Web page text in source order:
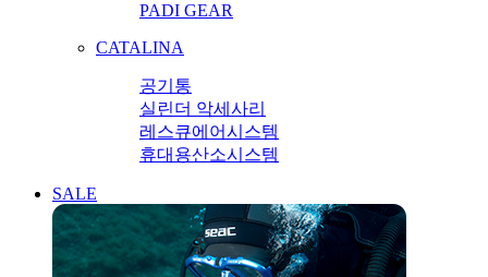
PADI GEAR
CATALINA
공기통
실린더 악세사리
레스큐에어시스템
휴대용산소시스템
SALE